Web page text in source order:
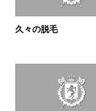
久々の脱毛